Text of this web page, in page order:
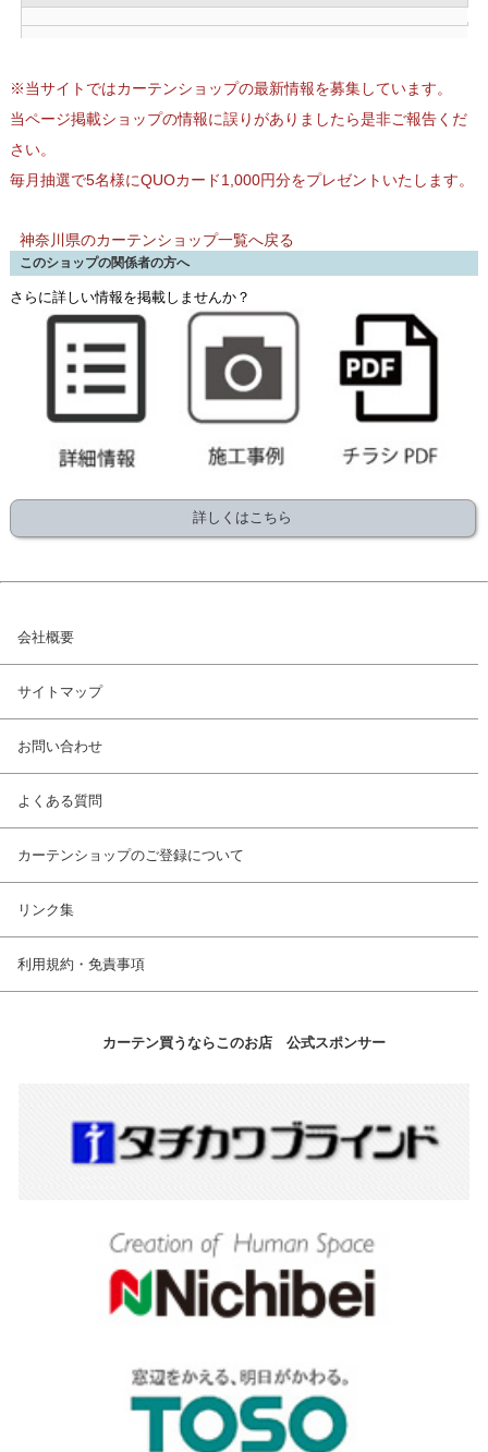
※当サイトではカーテンショップの最新情報を募集しています。
当ページ掲載ショップの情報に誤りがありましたら是非ご報告くだ
さい。
毎月抽選で5名様にQUOカード1,000円分をプレゼントいたします。
神奈川県のカーテンショップ一覧へ戻る
このショップの関係者の方へ
さらに詳しい情報を掲載しませんか？
詳しくはこちら
会社概要
サイトマップ
お問い合わせ
よくある質問
カーテンショップのご登録について
リンク集
利用規約・免責事項
カーテン買うならこのお店 公式スポンサー